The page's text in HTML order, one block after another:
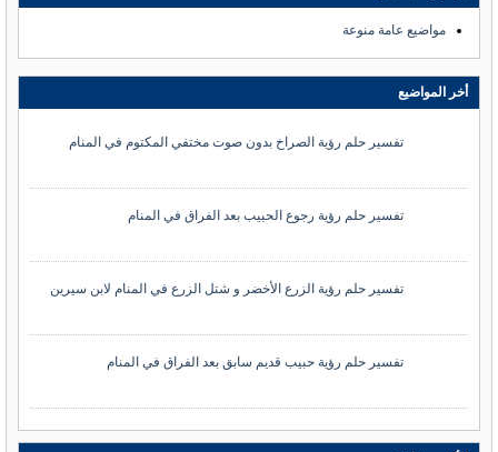
مواضيع عامة منوعة
أخر المواضيع
تفسير حلم رؤية الصراخ بدون صوت مختفي المكتوم في المنام
تفسير حلم رؤية رجوع الحبيب بعد الفراق في المنام
تفسير حلم رؤية الزرع الأخضر و شتل الزرع في المنام لابن سيرين
تفسير حلم رؤية حبيب قديم سابق بعد الفراق في المنام